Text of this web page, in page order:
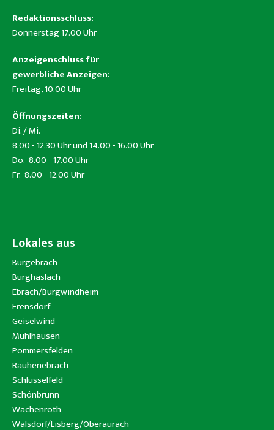
Redaktionsschluss:
Donnerstag 17.00 Uhr
Anzeigenschluss für
gewerbliche Anzeigen:
Freitag, 10.00 Uhr
Öffnungszeiten:
Di. / Mi.
8.00 - 12.30 Uhr und 14.00 - 16.00 Uhr
Do. 8.00 - 17.00 Uhr
Fr. 8.00 - 12.00 Uhr
Lokales aus
Burgebrach
Burghaslach
Ebrach/Burgwindheim
Frensdorf
Geiselwind
Mühlhausen
Pommersfelden
Rauhenebrach
Schlüsselfeld
Schönbrunn
Wachenroth
Walsdorf/Lisberg/Oberaurach